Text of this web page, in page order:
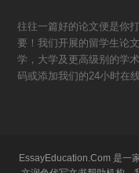
往往一篇好的论文便是你
要！我们开展的留学生论
学，大学及更高级别的学
码或添加我们的24小时在
EssayEducation.Com 是一